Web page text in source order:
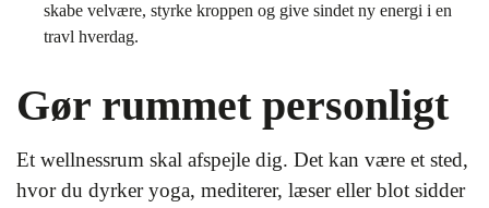
skabe velvære, styrke kroppen og give sindet ny energi i en
travl hverdag.
Gør rummet personligt
Et wellnessrum skal afspejle dig. Det kan være et sted,
hvor du dyrker yoga, mediterer, læser eller blot sidder